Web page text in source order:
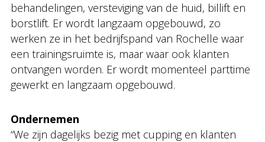
behandelingen, versteviging van de huid, billift en
borstlift. Er wordt langzaam opgebouwd, zo
werken ze in het bedrijfspand van Rochelle waar
een trainingsruimte is, maar waar ook klanten
ontvangen worden. Er wordt momenteel parttime
gewerkt en langzaam opgebouwd.
Ondernemen
“We zijn dagelijks bezig met cupping en klanten